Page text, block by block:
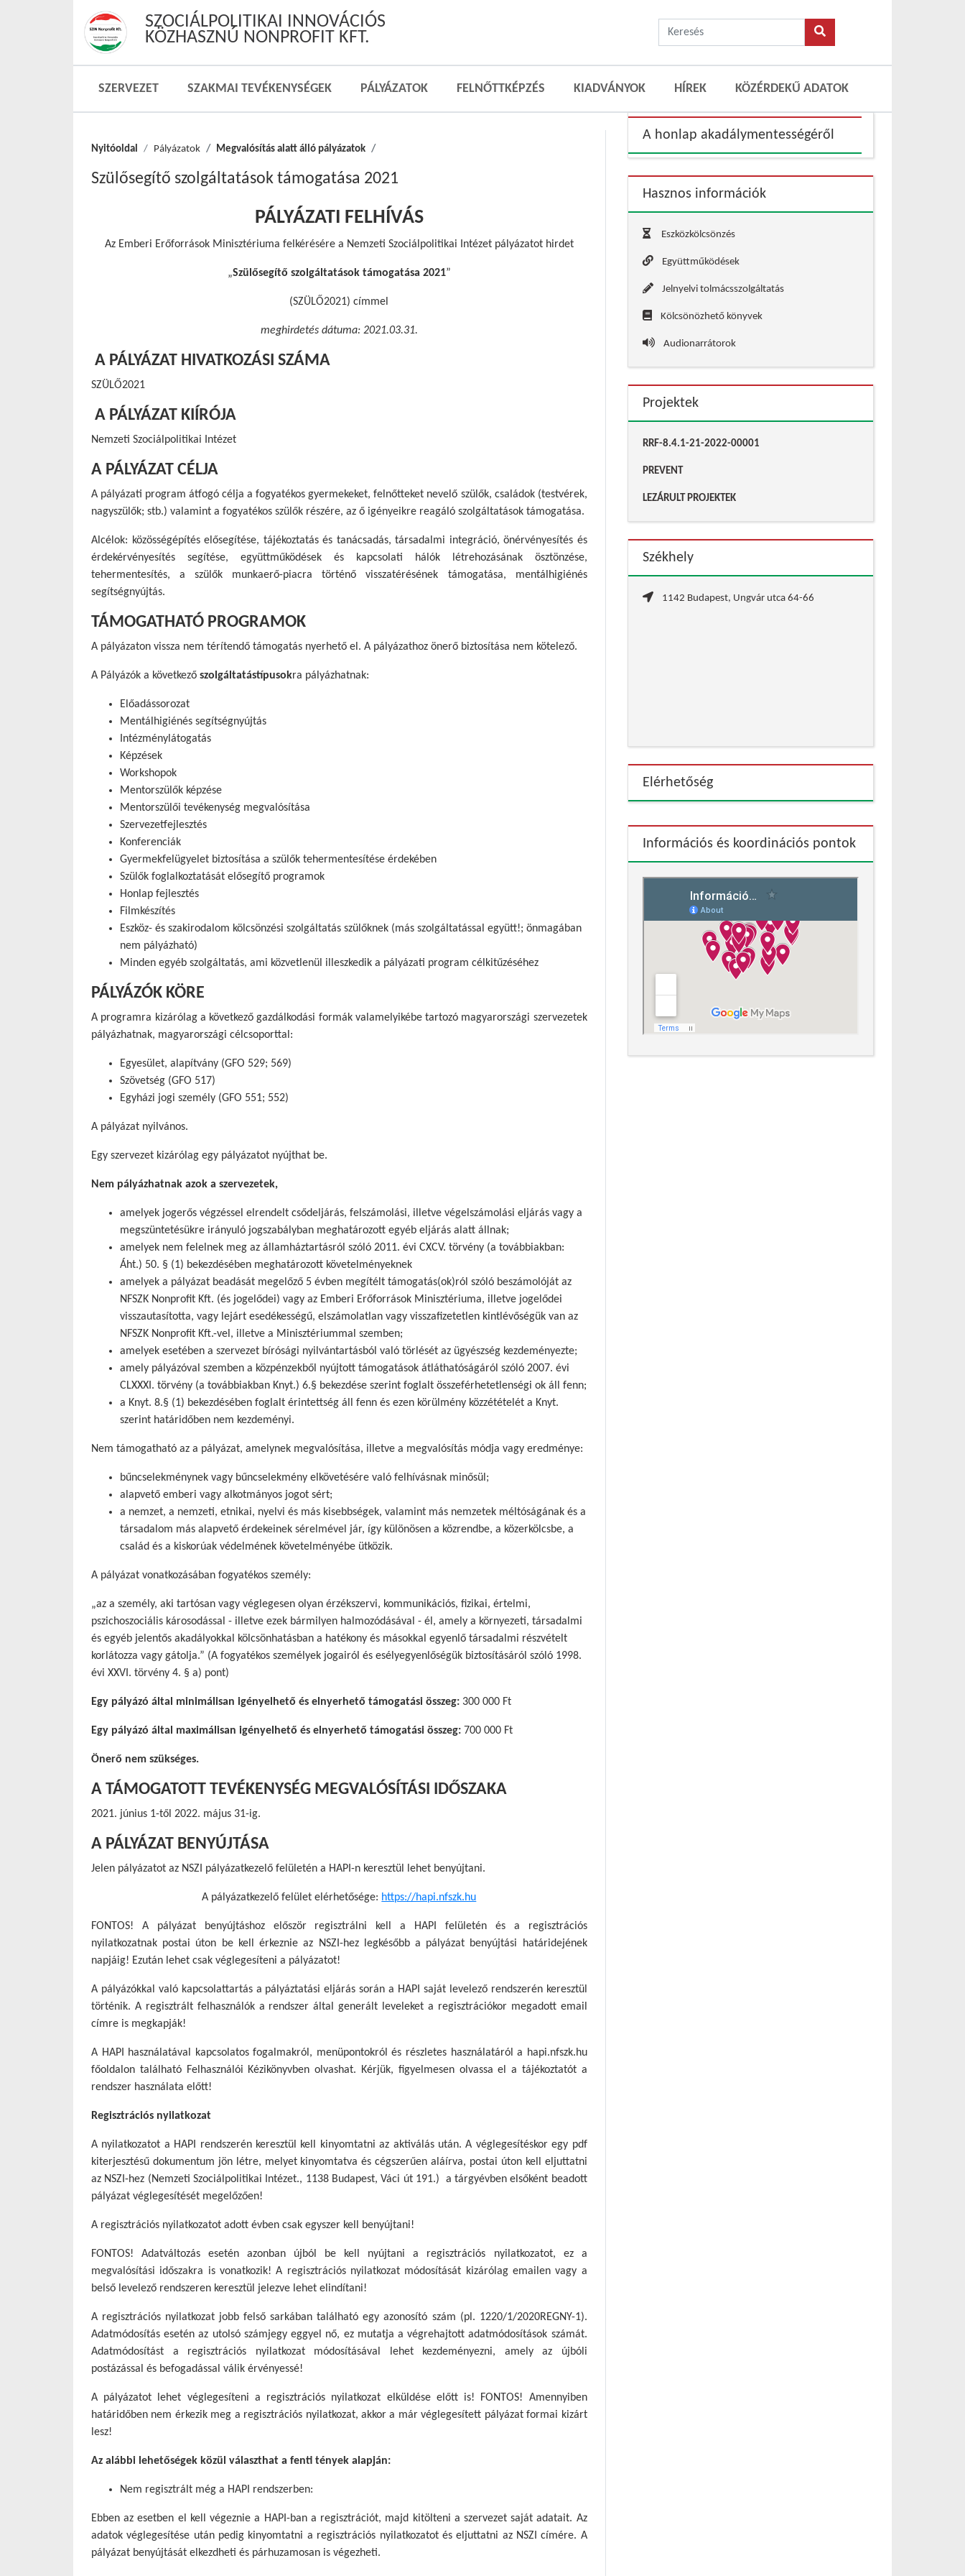
SZOCIÁLPOLITIKAI INNOVÁCIÓS
KÖZHASZNÚ NONPROFIT KFT.
SZERVEZET SZAKMAI TEVÉKENYSÉGEK PÁLYÁZATOK FELNŐTTKÉPZÉS KIADVÁNYOK HÍREK KÖZÉRDEKŰ ADATOK
Nyitóoldal Pályázatok Megvalósítás alatt álló pályázatok
Szülősegítő szolgáltatások támogatása 2021
PÁLYÁZATI FELHÍVÁS
Az Emberi Erőforrások Minisztériuma felkérésére a Nemzeti Szociálpolitikai Intézet pályázatot hirdet
„Szülősegítő szolgáltatások támogatása 2021”
(SZÜLŐ2021) címmel
meghirdetés dátuma: 2021.03.31.
A PÁLYÁZAT HIVATKOZÁSI SZÁMA
SZÜLŐ2021
A PÁLYÁZAT KIÍRÓJA
Nemzeti Szociálpolitikai Intézet
A PÁLYÁZAT CÉLJA
A pályázati program átfogó célja a fogyatékos gyermekeket, felnőtteket nevelő szülők, családok (testvérek,
nagyszülők; stb.) valamint a fogyatékos szülők részére, az ő igényeikre reagáló szolgáltatások támogatása.
Alcélok: közösségépítés elősegítése, tájékoztatás és tanácsadás, társadalmi integráció, önérvényesítés és
érdekérvényesítés segítése, együttműködések és kapcsolati hálók létrehozásának ösztönzése,
tehermentesítés, a szülők munkaerő-piacra történő visszatérésének támogatása, mentálhigiénés
segítségnyújtás.
TÁMOGATHATÓ PROGRAMOK
A pályázaton vissza nem térítendő támogatás nyerhető el. A pályázathoz önerő biztosítása nem kötelező.
A Pályázók a következő szolgáltatástípusokra pályázhatnak:
Előadássorozat
Mentálhigiénés segítségnyújtás
Intézménylátogatás
Képzések
Workshopok
Mentorszülők képzése
Mentorszülői tevékenység megvalósítása
Szervezetfejlesztés
Konferenciák
Gyermekfelügyelet biztosítása a szülők tehermentesítése érdekében
Szülők foglalkoztatását elősegítő programok
Honlap fejlesztés
Filmkészítés
Eszköz- és szakirodalom kölcsönzési szolgáltatás szülőknek (más szolgáltatással együtt!; önmagában
nem pályázható)
Minden egyéb szolgáltatás, ami közvetlenül illeszkedik a pályázati program célkitűzéséhez
PÁLYÁZÓK KÖRE
A programra kizárólag a következő gazdálkodási formák valamelyikébe tartozó magyarországi szervezetek
pályázhatnak, magyarországi célcsoporttal:
Egyesület, alapítvány (GFO 529; 569)
Szövetség (GFO 517)
Egyházi jogi személy (GFO 551; 552)
A pályázat nyilvános.
Egy szervezet kizárólag egy pályázatot nyújthat be.
Nem pályázhatnak azok a szervezetek,
amelyek jogerős végzéssel elrendelt csődeljárás, felszámolási, illetve végelszámolási eljárás vagy a
megszüntetésükre irányuló jogszabályban meghatározott egyéb eljárás alatt állnak;
amelyek nem felelnek meg az államháztartásról szóló 2011. évi CXCV. törvény (a továbbiakban:
Áht.) 50. § (1) bekezdésében meghatározott követelményeknek
amelyek a pályázat beadását megelőző 5 évben megítélt támogatás(ok)ról szóló beszámolóját az
NFSZK Nonprofit Kft. (és jogelődei) vagy az Emberi Erőforrások Minisztériuma, illetve jogelődei
visszautasította, vagy lejárt esedékességű, elszámolatlan vagy visszafizetetlen kintlévőségük van az
NFSZK Nonprofit Kft.-vel, illetve a Minisztériummal szemben;
amelyek esetében a szervezet bírósági nyilvántartásból való törlését az ügyészség kezdeményezte;
amely pályázóval szemben a közpénzekből nyújtott támogatások átláthatóságáról szóló 2007. évi
CLXXXI. törvény (a továbbiakban Knyt.) 6.§ bekezdése szerint foglalt összeférhetetlenségi ok áll fenn;
a Knyt. 8.§ (1) bekezdésében foglalt érintettség áll fenn és ezen körülmény közzétételét a Knyt.
szerint határidőben nem kezdeményi.
Nem támogatható az a pályázat, amelynek megvalósítása, illetve a megvalósítás módja vagy eredménye:
bűncselekménynek vagy bűncselekmény elkövetésére való felhívásnak minősül;
alapvető emberi vagy alkotmányos jogot sért;
a nemzet, a nemzeti, etnikai, nyelvi és más kisebbségek, valamint más nemzetek méltóságának és a
társadalom más alapvető érdekeinek sérelmével jár, így különösen a közrendbe, a közerkölcsbe, a
család és a kiskorúak védelmének követelményébe ütközik.
A pályázat vonatkozásában fogyatékos személy:
„az a személy, aki tartósan vagy véglegesen olyan érzékszervi, kommunikációs, fizikai, értelmi,
pszichoszociális károsodással - illetve ezek bármilyen halmozódásával - él, amely a környezeti, társadalmi
és egyéb jelentős akadályokkal kölcsönhatásban a hatékony és másokkal egyenlő társadalmi részvételt
korlátozza vagy gátolja.” (A fogyatékos személyek jogairól és esélyegyenlőségük biztosításáról szóló 1998.
évi XXVI. törvény 4. § a) pont)
Egy pályázó által minimálisan igényelhető és elnyerhető támogatási összeg: 300 000 Ft
Egy pályázó által maximálisan igényelhető és elnyerhető támogatási összeg: 700 000 Ft
Önerő nem szükséges.
A TÁMOGATOTT TEVÉKENYSÉG MEGVALÓSÍTÁSI IDŐSZAKA
június 1-től 2022. május 31-ig.
A PÁLYÁZAT BENYÚJTÁSA
Jelen pályázatot az NSZI pályázatkezelő felületén a HAPI-n keresztül lehet benyújtani.
A pályázatkezelő felület elérhetősége: https://hapi.nfszk.hu
FONTOS! A pályázat benyújtáshoz először regisztrálni kell a HAPI felületén és a regisztrációs
nyilatkozatnak postai úton be kell érkeznie az NSZI-hez legkésőbb a pályázat benyújtási határidejének
napjáig! Ezután lehet csak véglegesíteni a pályázatot!
A pályázókkal való kapcsolattartás a pályáztatási eljárás során a HAPI saját levelező rendszerén keresztül
történik. A regisztrált felhasználók a rendszer által generált leveleket a regisztrációkor megadott email
címre is megkapják!
A HAPI használatával kapcsolatos fogalmakról, menüpontokról és részletes használatáról a hapi.nfszk.hu
főoldalon található Felhasználói Kézikönyvben olvashat. Kérjük, figyelmesen olvassa el a tájékoztatót a
rendszer használata előtt!
Regisztrációs nyilatkozat
A nyilatkozatot a HAPI rendszerén keresztül kell kinyomtatni az aktiválás után. A véglegesítéskor egy pdf
kiterjesztésű dokumentum jön létre, melyet kinyomtatva és cégszerűen aláírva, postai úton kell eljuttatni
az NSZI-hez (Nemzeti Szociálpolitikai Intézet., 1138 Budapest, Váci út 191.) a tárgyévben elsőként beadott
pályázat véglegesítését megelőzően!
A regisztrációs nyilatkozatot adott évben csak egyszer kell benyújtani!
FONTOS! Adatváltozás esetén azonban újból be kell nyújtani a regisztrációs nyilatkozatot, ez a
megvalósítási időszakra is vonatkozik! A regisztrációs nyilatkozat módosítását kizárólag emailen vagy a
belső levelező rendszeren keresztül jelezve lehet elindítani!
A regisztrációs nyilatkozat jobb felső sarkában található egy azonosító szám (pl. 1220/1/2020REGNY-1).
Adatmódosítás esetén az utolsó számjegy eggyel nő, ez mutatja a végrehajtott adatmódosítások számát.
Adatmódosítást a regisztrációs nyilatkozat módosításával lehet kezdeményezni, amely az újbóli
postázással és befogadással válik érvényessé!
A pályázatot lehet véglegesíteni a regisztrációs nyilatkozat elküldése előtt is! FONTOS! Amennyiben
határidőben nem érkezik meg a regisztrációs nyilatkozat, akkor a már véglegesített pályázat formai kizárt
lesz!
Az alábbi lehetőségek közül választhat a fenti tények alapján:
Nem regisztrált még a HAPI rendszerben:
Ebben az esetben el kell végeznie a HAPI-ban a regisztrációt, majd kitölteni a szervezet saját adatait. Az
adatok véglegesítése után pedig kinyomtatni a regisztrációs nyilatkozatot és eljuttatni az NSZI címére. A
pályázat benyújtását elkezdheti és párhuzamosan is végezheti.
A honlap akadálymentességéről
Hasznos információk
Eszközkölcsönzés
Együttműködések
Jelnyelvi tolmácsszolgáltatás
Kölcsönözhető könyvek
Audionarrátorok
Projektek
RRF-8.4.1-21-2022-00001
PREVENT
LEZÁRULT PROJEKTEK
Székhely
1142 Budapest, Ungvár utca 64-66
Elérhetőség
Információs és koordinációs pontok